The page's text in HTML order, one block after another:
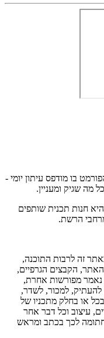
בו מודפס עיתון יומי -
מה שגיק ומעניין.
חנות תכנית שותפים
באתר זה לרבות התוכנה,
הקבצים הגרפיים,
נאמר מפורשות אחרת,
להעתיק, למכור, לשדר,
או בחלק מתכניו של
עיצוב וכל דבר אחר
לכך בכתב ומראש